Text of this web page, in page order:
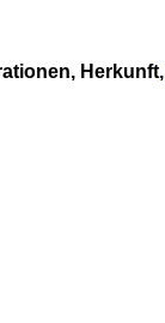
Herkunft,